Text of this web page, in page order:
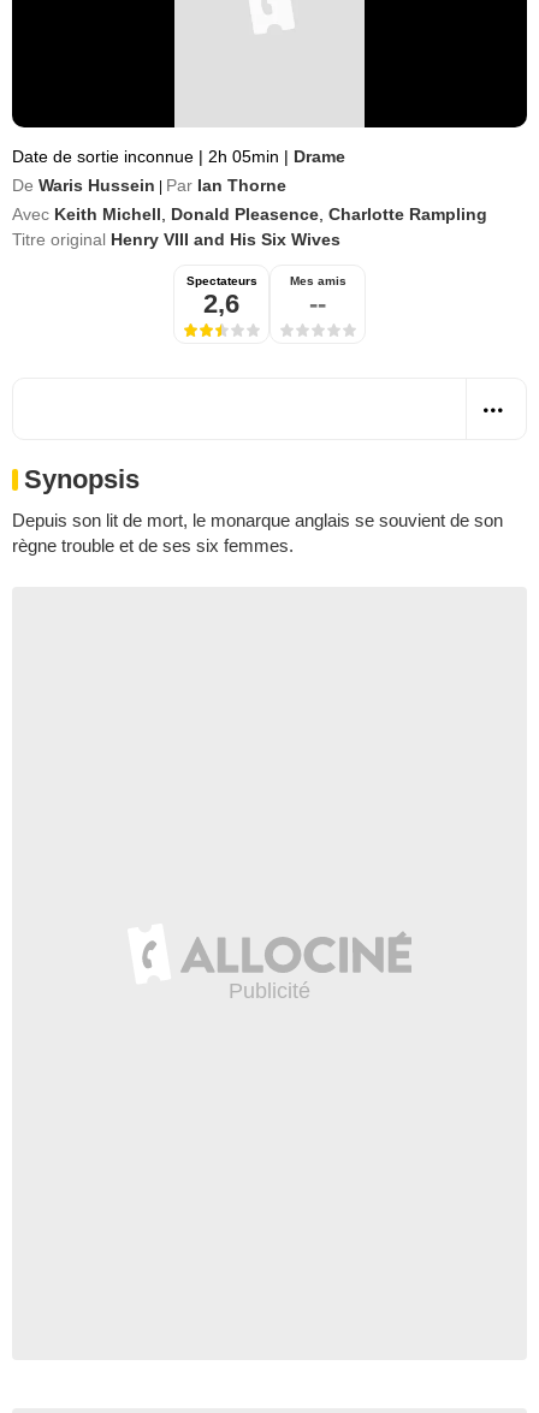
Date de sortie inconnue | 2h 05min | Drame
De Waris Hussein Par Ian Thorne
Avec Keith Michell Donald Pleasence Charlotte Rampling
Titre original Henry VIII and His Six Wives
Spectateurs
2,6
Mes amis
--
Synopsis
Depuis son lit de mort, le monarque anglais se souvient de son
règne trouble et de ses six femmes.